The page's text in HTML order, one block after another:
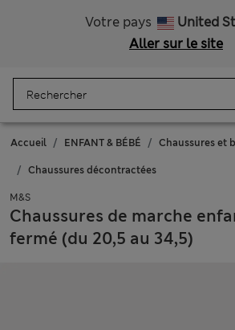
Votre pays
United
Aller sur le site
Accueil ENFANT & BÉBÉ Chaussures et
Chaussures décontractées
M&S
Chaussures de marche
fermé (du 20,5 au 34,5)